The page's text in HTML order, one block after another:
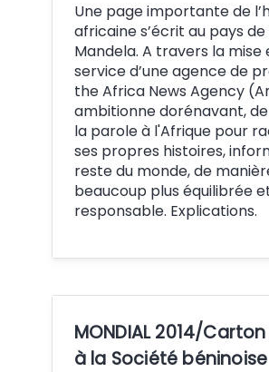
Une page importante de
africaine s’écrit au pays de
Mandela. A travers la mise
service d’une agence de
the Africa News Agency
ambitionne dorénavant,
la parole à l'Afrique pour
ses propres histoires,
reste du monde, de
beaucoup plus équilibrée
responsable. Explications.
MONDIAL 2014/
à la Société béninoise